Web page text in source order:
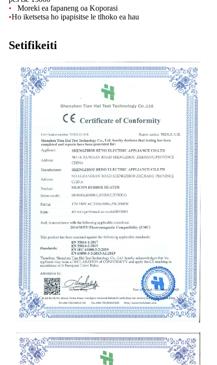
•
Moreki ea fapaneng oa Koporasi
•Ho iketsetsa ho ipapisitse le tlhoko ea hau
Setifikeiti